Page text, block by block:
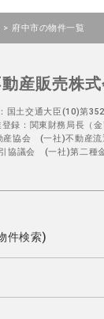
> 府中市の物件一覧
産販売株
国土交通大臣(10)第
録：関東財務局長（
産協会 (一社)不動産
協議会 (一社)第二種
件検索)